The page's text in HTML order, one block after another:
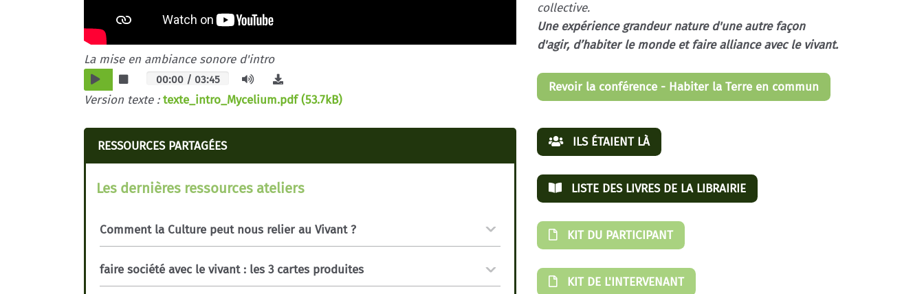
La mise en ambiance sonore d'intro
00:00/ 03:45
Version texte :texte_intro_Mycelium.pdf (53.7kB)
collective.
Une expérience grandeur nature d'une autre façon
d'agir, d’habiter le monde et faire alliance avec le vivant.
Revoir la conférence - Habiter la Terre en commun
RESSOURCES PARTAGÉES
Les dernières ressources ateliers
Comment la Culture peut nous relier au Vivant ?
faire société avec le vivant : les 3 cartes produites
ILS ÉTAIENT LÀ
LISTE DES LIVRES DE LA LIBRAIRIE
KIT DU PARTICIPANT
KIT DE L'INTERVENANT